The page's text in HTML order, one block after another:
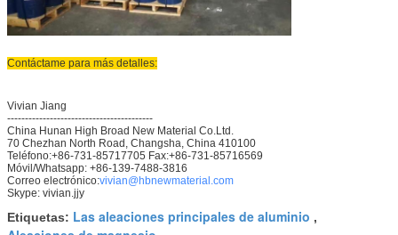
Contáctame para más detalles:
Vivian Jiang
-----------------------------------------
China Hunan High Broad New Material Co.Ltd.
70 Chezhan North Road, Changsha, China 410100
Teléfono:+86-731-85717705 Fax:+86-731-85716569
Móvil/Whatsapp: +86-139-7488-3816
Correo electrónico:vivian@hbnewmaterial.com
Skype: vivian.jjy
Etiquetas: Las aleaciones principales de aluminio ,